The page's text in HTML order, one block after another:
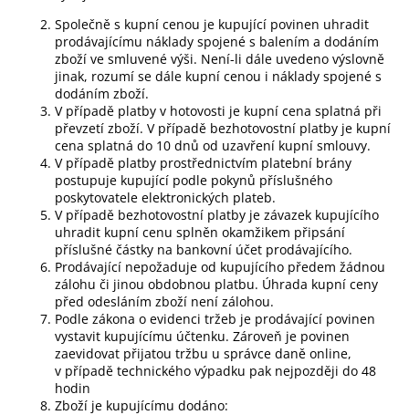
Společně s kupní cenou je kupující povinen uhradit
prodávajícímu náklady spojené s balením a dodáním
zboží ve smluvené výši. Není-li dále uvedeno výslovně
jinak, rozumí se dále kupní cenou i náklady spojené s
dodáním zboží.
V případě platby v hotovosti je kupní cena splatná při
převzetí zboží. V případě bezhotovostní platby je kupní
cena splatná do 10 dnů od uzavření kupní smlouvy.
V případě platby prostřednictvím platební brány
postupuje kupující podle pokynů příslušného
poskytovatele elektronických plateb.
V případě bezhotovostní platby je závazek kupujícího
uhradit kupní cenu splněn okamžikem připsání
příslušné částky na bankovní účet prodávajícího.
Prodávající nepožaduje od kupujícího předem žádnou
zálohu či jinou obdobnou platbu. Úhrada kupní ceny
před odesláním zboží není zálohou.
Podle zákona o evidenci tržeb je prodávající povinen
vystavit kupujícímu účtenku. Zároveň je povinen
zaevidovat přijatou tržbu u správce daně online,
v případě technického výpadku pak nejpozději do 48
hodin
Zboží je kupujícímu dodáno: